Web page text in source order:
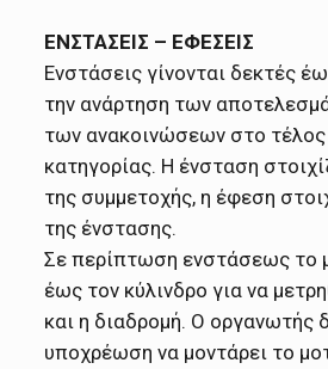
ΕΝΣΤΑΣΕΙΣ – ΕΦΕΣΕΙΣ
Ενστάσεις γίνονται δεκτές
την ανάρτηση των
των ανακοινώσεων στο
κατηγορίας. Η ένσταση
της συμμετοχής, η έφεση
της ένστασης.
Σε περίπτωση ενστάσεως το
έως τον κύλινδρο για να
και η διαδρομή. Ο οργανωτής
υποχρέωση να μοντάρει το